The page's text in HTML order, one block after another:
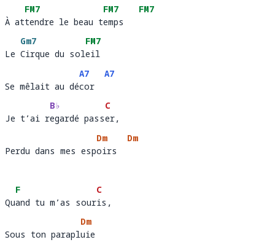
À at
FM7
tendre le beau t
FM7
emps
FM7
À attendre le beau temps
Le
Gm7
Cirque du sol
FM7
eil
Le Cirque du soleil
Se mêlait au dé
A7
cor
A7
Se mêlait au décor
Je t’ai r
B♭
egardé pass
C
er
Je t’ai regardé passer,
Perdu dans mes esp
Dm
oirs
Dm
Perdu dans mes espoirs
Qu
F
and tu m’as sour
C
is,
Quand tu m’as souris,
Sous ton parapl
Dm
uie
Sous ton parapluie